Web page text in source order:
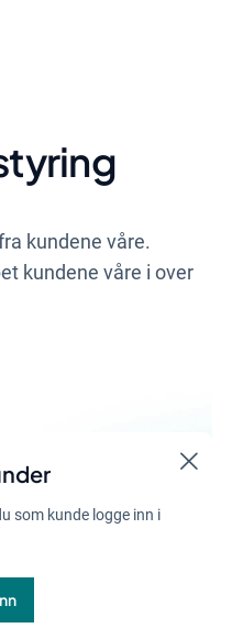
som kunde logge inn i
kundene våre.
kundene våre i over